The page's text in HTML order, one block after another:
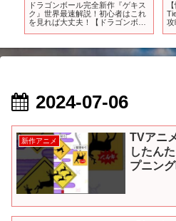
ドラゴンボール完全新作『ゲキス
ク』世界最速解説！初心者はこれ
を見れば大丈夫！【ドラゴンボー
攻
2024-07-06
新作アニメ
TVアニ
したん
プニン